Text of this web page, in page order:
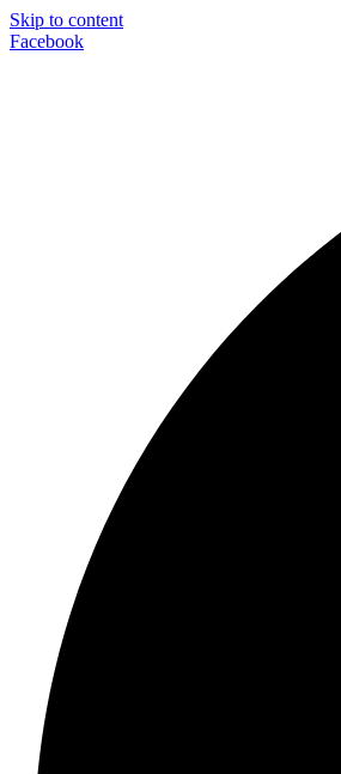
Skip to content
Facebook